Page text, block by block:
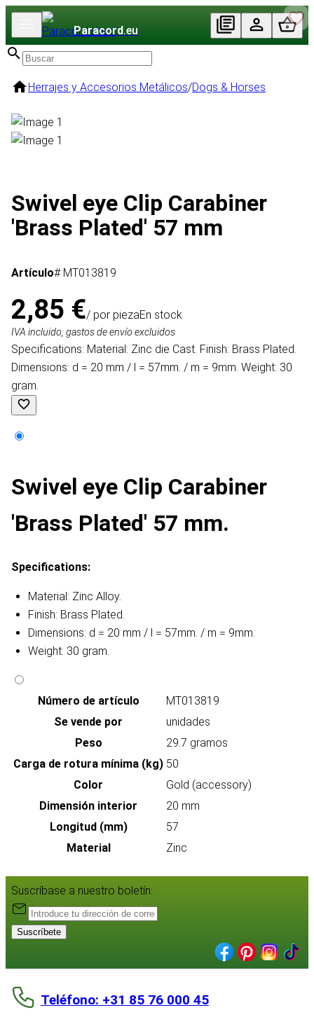
Paracord.eu
Herrajes y Accesorios Metálicos/Dogs & Horses
Swivel eye Clip Carabiner
'Brass Plated' 57 mm
Artículo# MT013819
2,85 €/ por piezaEn stock
IVA incluido, gastos de envío excluidos
Specifications: Material: Zinc die Cast. Finish: Brass Plated.
Dimensions: d = 20 mm / l = 57mm. / m = 9mm. Weight: 30
gram.
Swivel eye Clip Carabiner
'Brass Plated' 57 mm.
Specifications:
Material: Zinc Alloy.
Finish: Brass Plated.
Dimensions: d = 20 mm / l = 57mm. / m = 9mm.
Weight: 30 gram.
Número de artículo
MT013819
Se vende por
unidades
Peso
29.7 gramos
Carga de rotura mínima (kg) 50
Color
Gold (accessory)
Dimensión interior
20 mm
Longitud (mm)
57
Material
Zinc
Suscríbase a nuestro boletín:
Suscríbete
Teléfono: +31 85 76 000 45